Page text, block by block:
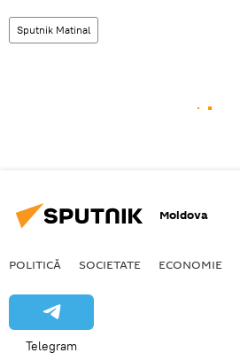
Sputnik Matinal
Moldova
POLITICĂ SOCIETATE ECONOMIE
Telegram